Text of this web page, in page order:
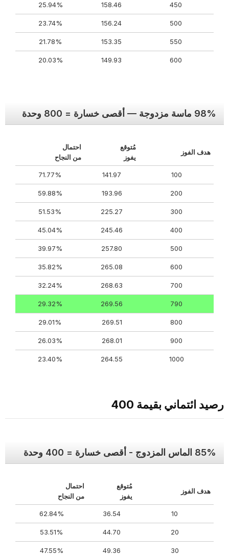
450
158.46
25.94%
500
156.24
23.74%
550
153.35
21.78%
600
149.93
20.03%
98% ماسة مزدوجة — أقصى خسارة = 800 وحدة
هدف الفوز
مُتوقع
يفوز
احتمال
من النجاح
100
141.97
71.77%
200
193.96
59.88%
300
225.27
51.53%
400
245.46
45.04%
500
257.80
39.97%
600
265.08
35.82%
700
268.63
32.24%
790
269.56
29.32%
800
269.51
29.01%
900
268.01
26.03%
1000
264.55
23.40%
رصيد ائتماني بقيمة 400
85% الماس المزدوج - أقصى خسارة = 400 وحدة
هدف الفوز
مُتوقع
يفوز
احتمال
من النجاح
10
36.54
62.84%
20
44.70
53.51%
30
49.36
47.55%